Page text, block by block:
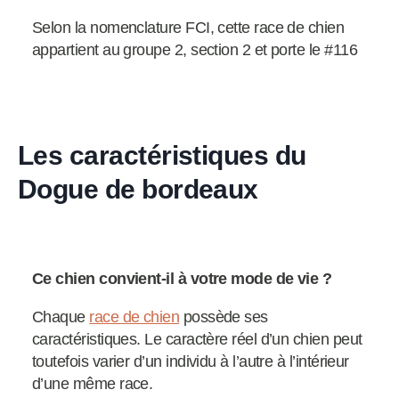
Selon la nomenclature FCI, cette race de chien
appartient au groupe 2, section 2 et porte le #116
Les caractéristiques du
Dogue de bordeaux
Ce chien convient-il à votre mode de vie ?
Chaque race de chien possède ses
caractéristiques. Le caractère réel d’un chien peut
toutefois varier d’un individu à l’autre à l’intérieur
d’une même race.